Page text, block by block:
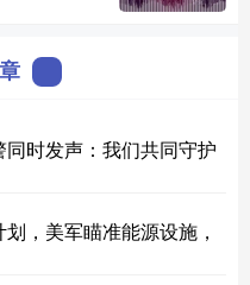
时发声：我们共同守护
，美军瞄准能源设施，